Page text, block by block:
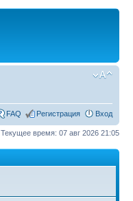
FAQ Регистрация Вход
Текущее время: 07 авг 2026 21:05